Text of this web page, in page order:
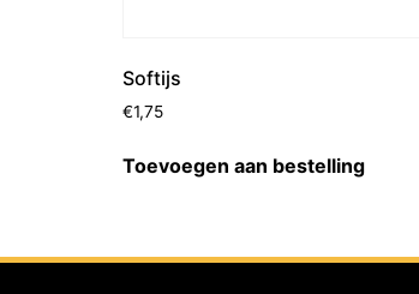
Softijs
€1,75
Toevoegen aan bestelling